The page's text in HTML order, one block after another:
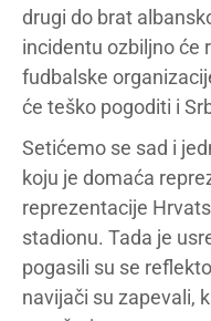
drugi do brat
incidentu ozbiljno će
fudbalske
će teško pogoditi i
Setićemo se sad i
koju je domaća
reprezentacije
stadionu. Tada je
pogasili su se
navijači su zapevali,